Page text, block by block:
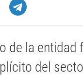
de la entidad
del